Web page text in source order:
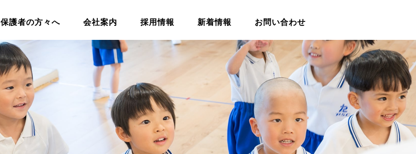
保護者の方々へ 会社案内 採用情報 新着情報 お問い合わせ